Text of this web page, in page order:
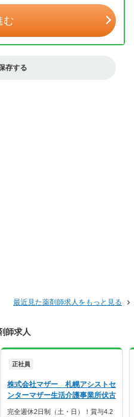
む
存する
最近見た薬剤師求人をもっと見る
師求人
正社員
株式会社マザー 札幌アシストセ
ンターマザー生活介護事業所伏古
完全週休2日制（土・日）！賞与4.2